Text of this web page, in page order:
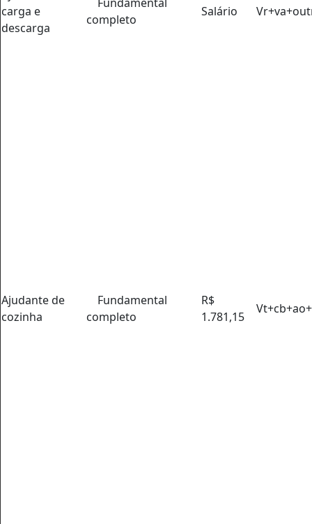
carga e
descarga
completo
Salário
Ajudante de
cozinha
Fundamental
completo
R$
1.781,15